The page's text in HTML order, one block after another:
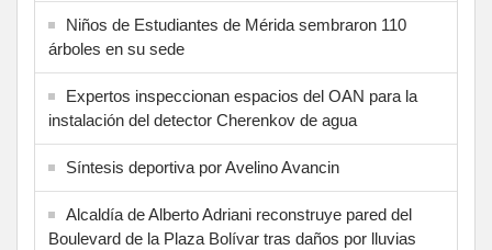
Niños de Estudiantes de Mérida sembraron 110
árboles en su sede
Expertos inspeccionan espacios del OAN para la
instalación del detector Cherenkov de agua
Síntesis deportiva por Avelino Avancin
Alcaldía de Alberto Adriani reconstruye pared del
Boulevard de la Plaza Bolívar tras daños por lluvias